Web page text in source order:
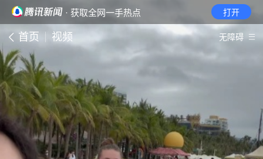
· 获取全网一手热点 打开
首页 视频 无障碍